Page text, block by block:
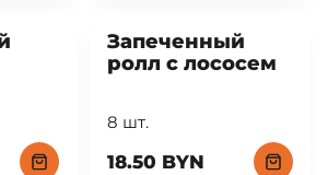
Запеченный
ролл с лососем
8 шт.
18.50 BYN